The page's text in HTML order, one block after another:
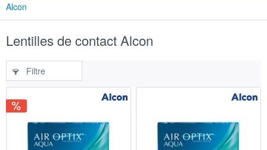
Alcon
Lentilles de contact Alcon
Filtre